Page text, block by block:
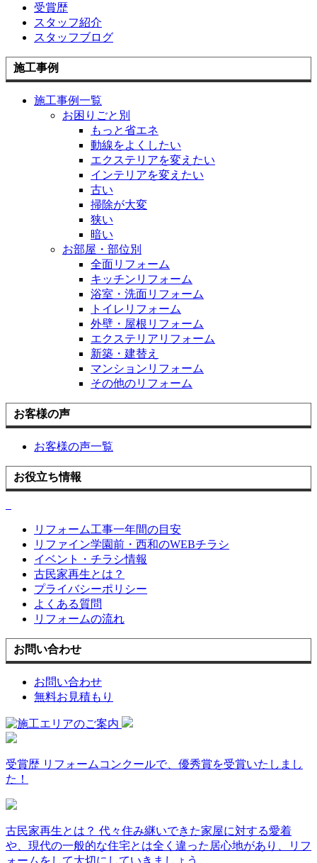
受賞歴
スタッフ紹介
スタッフブログ
施工事例
施工事例一覧
お困りごと別
もっと省エネ
動線をよくしたい
エクステリアを変えたい
インテリアを変えたい
古い
掃除が大変
狭い
暗い
お部屋・部位別
全面リフォーム
キッチンリフォーム
浴室・洗面リフォーム
トイレリフォーム
外壁・屋根リフォーム
エクステリアリフォーム
新築・建替え
マンションリフォーム
その他のリフォーム
お客様の声
お客様の声一覧
お役立ち情報
リフォーム工事一年間の目安
リファイン学園前・西和のWEBチラシ
イベント・チラシ情報
古民家再生とは？
プライバシーポリシー
よくある質問
リフォームの流れ
お問い合わせ
お問い合わせ
無料お見積もり
受賞歴 リフォームコンクールで、優秀賞を受賞いたしまし
た！
古民家再生とは？ 代々住み継いできた家屋に対する愛着
や、現代の一般的な住宅とは全く違った居心地があり、リフ
ォームをして大切にしていきましょう。